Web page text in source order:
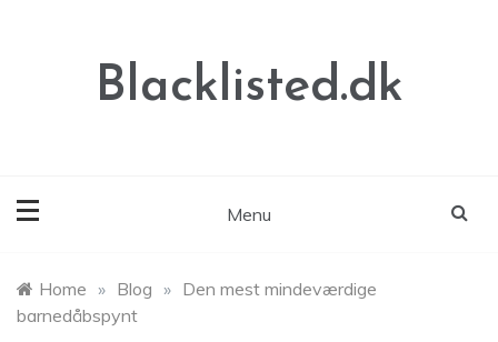
Blacklisted.dk
Menu
Home » Blog » Den mest mindeværdige
barnedåbspynt